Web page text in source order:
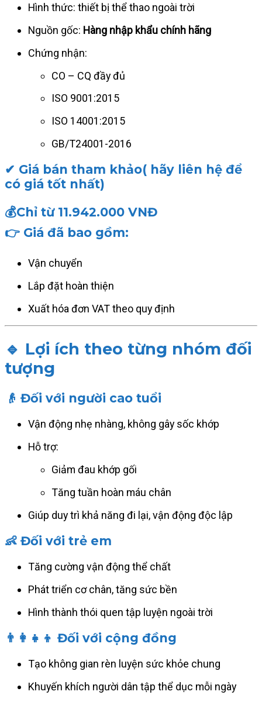
Hình thức: thiết bị thể thao ngoài trời
Nguồn gốc: Hàng nhập khẩu chính hãng
Chứng nhận:
CO – CQ đầy đủ
ISO 9001:2015
ISO 14001:2015
GB/T24001-2016
✔ Giá bán tham khảo( hãy liên hệ để
có giá tốt nhất)
💰Chỉ từ 11.942.000 VNĐ
👉 Giá đã bao gồm:
Vận chuyển
Lắp đặt hoàn thiện
Xuất hóa đơn VAT theo quy định
🔹 Lợi ích theo từng nhóm đối
tượng
👴 Đối với người cao tuổi
Vận động nhẹ nhàng, không gây sốc khớp
Hỗ trợ:
Giảm đau khớp gối
Tăng tuần hoàn máu chân
Giúp duy trì khả năng đi lại, vận động độc lập
👶 Đối với trẻ em
Tăng cường vận động thể chất
Phát triển cơ chân, tăng sức bền
Hình thành thói quen tập luyện ngoài trời
👨‍👩‍👧‍👦 Đối với cộng đồng
Tạo không gian rèn luyện sức khỏe chung
Khuyến khích người dân tập thể dục mỗi ngày